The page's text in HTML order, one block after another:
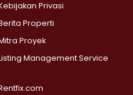
>
>
>
Privasi
Properti
Proyek
Management Service